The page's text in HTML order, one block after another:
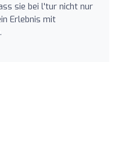
sie bei l'tur nicht nur
Erlebnis mit